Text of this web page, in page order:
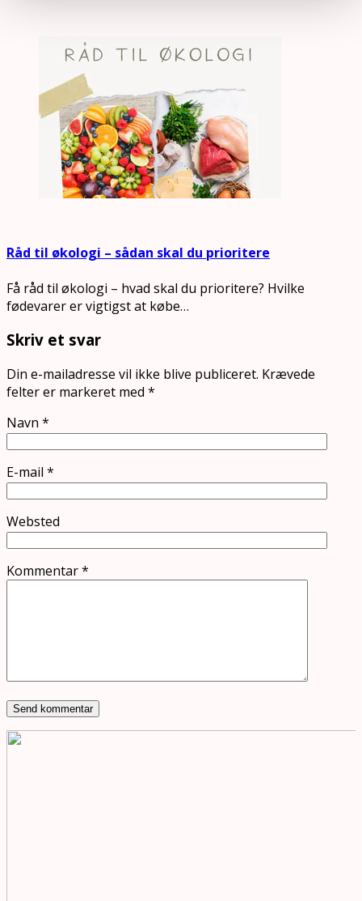
Råd til økologi – sådan skal du prioritere
Få råd til økologi – hvad skal du prioritere? Hvilke
fødevarer er vigtigst at købe…
Skriv et svar
Din e-mailadresse vil ikke blive publiceret. Krævede
felter er markeret med *
Navn *
E-mail *
Websted
Kommentar*